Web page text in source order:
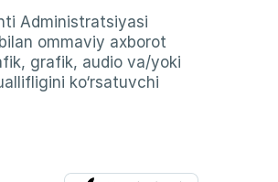
Administratsiyasi
ommaviy axborot
grafik, audio va/yoki
ko‘rsatuvchi